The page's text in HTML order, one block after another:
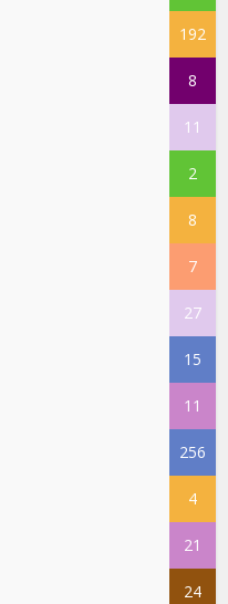
192
8
11
2
8
7
27
15
11
256
4
21
24